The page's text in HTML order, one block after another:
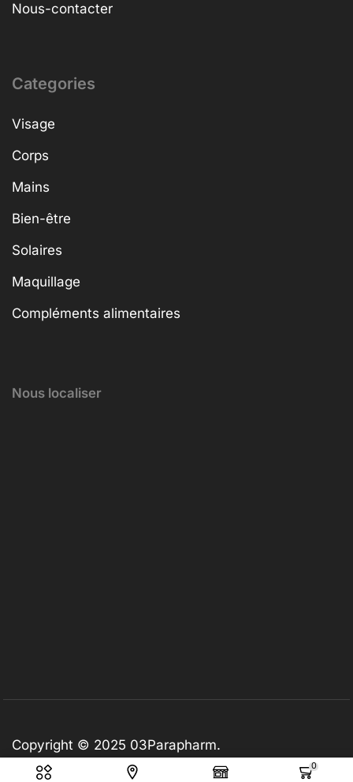
0
Nous-contacter
Categories
Visage
Corps
Mains
Bien-être
Solaires
Maquillage
Compléments alimentaires
Nous localiser
Copyright © 2025 03Parapharm.